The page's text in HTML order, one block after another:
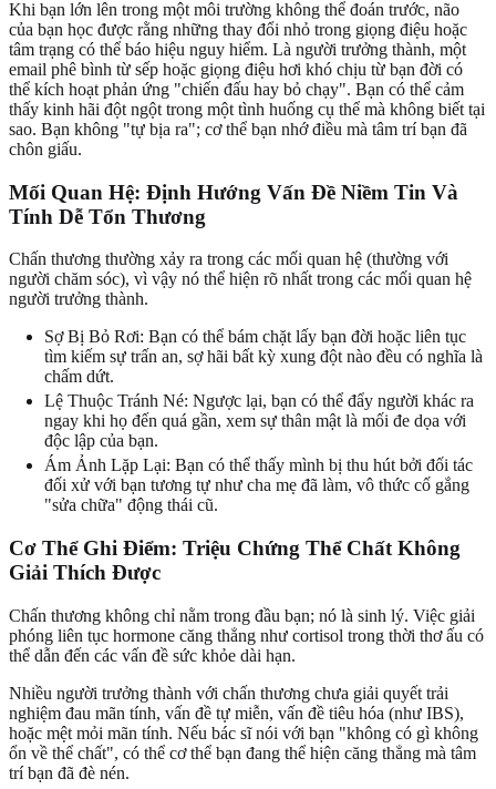
Khi bạn lớn lên trong một môi trường không thể đoán trước, não
của bạn học được rằng những thay đổi nhỏ trong giọng điệu hoặc
tâm trạng có thể báo hiệu nguy hiểm. Là người trưởng thành, một
email phê bình từ sếp hoặc giọng điệu hơi khó chịu từ bạn đời có
thể kích hoạt phản ứng "chiến đấu hay bỏ chạy". Bạn có thể cảm
thấy kinh hãi đột ngột trong một tình huống cụ thể mà không biết tại
sao. Bạn không "tự bịa ra"; cơ thể bạn nhớ điều mà tâm trí bạn đã
chôn giấu.
Mối Quan Hệ: Định Hướng Vấn Đề Niềm Tin Và
Tính Dễ Tổn Thương
Chấn thương thường xảy ra trong các mối quan hệ (thường với
người chăm sóc), vì vậy nó thể hiện rõ nhất trong các mối quan hệ
người trưởng thành.
Sợ Bị Bỏ Rơi: Bạn có thể bám chặt lấy bạn đời hoặc liên tục
tìm kiếm sự trấn an, sợ hãi bất kỳ xung đột nào đều có nghĩa là
chấm dứt.
Lệ Thuộc Tránh Né: Ngược lại, bạn có thể đẩy người khác ra
ngay khi họ đến quá gần, xem sự thân mật là mối đe dọa với
độc lập của bạn.
Ám Ảnh Lặp Lại: Bạn có thể thấy mình bị thu hút bởi đối tác
đối xử với bạn tương tự như cha mẹ đã làm, vô thức cố gắng
"sửa chữa" động thái cũ.
Cơ Thể Ghi Điểm: Triệu Chứng Thể Chất Không
Giải Thích Được
Chấn thương không chỉ nằm trong đầu bạn; nó là sinh lý. Việc giải
phóng liên tục hormone căng thẳng như cortisol trong thời thơ ấu có
thể dẫn đến các vấn đề sức khỏe dài hạn.
Nhiều người trưởng thành với chấn thương chưa giải quyết trải
nghiệm đau mãn tính, vấn đề tự miễn, vấn đề tiêu hóa (như IBS),
hoặc mệt mỏi mãn tính. Nếu bác sĩ nói với bạn "không có gì không
ổn về thể chất", có thể cơ thể bạn đang thể hiện căng thẳng mà tâm
trí bạn đã đè nén.